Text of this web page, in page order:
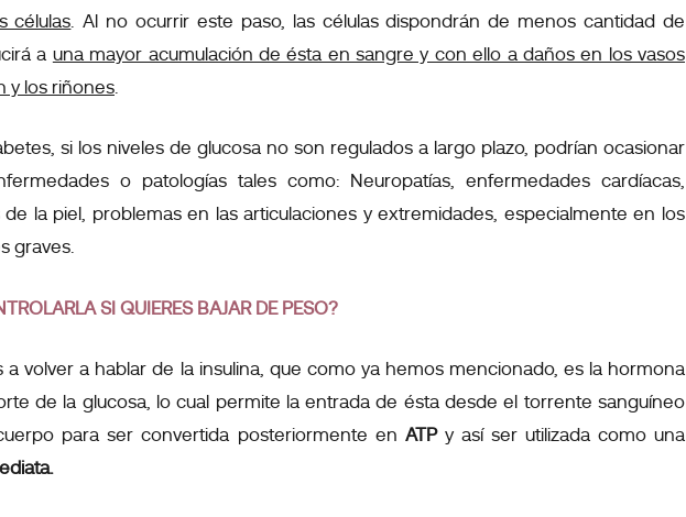
células . Al no ocurrir este paso, las células dispondrán de menos cantidad de
a una mayor acumulación de ésta en sangre y con ello a daños en los vasos
y los riñones
si los niveles de glucosa no son regulados a largo plazo, podrían ocasionar
o patologías tales como: Neuropatías, enfermedades cardíacas,
la piel, problemas en las articulaciones y extremidades, especialmente en los
graves.
SI QUIERES BAJAR DE PESO?
a volver a hablar de la insulina, que como ya hemos mencionado, es la hormona
de la glucosa, lo cual permite la entrada de ésta desde el torrente sanguíneo
para ser convertida posteriormente en ATP y así ser utilizada como una